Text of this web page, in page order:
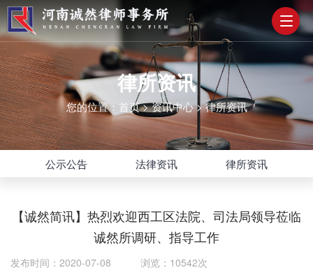
律所资讯
您的位置： 首页>资讯中心>律所资讯
公示公告 法律资讯 律所资讯
【诚然简讯】热烈欢迎西工区法院、司法局领导莅临
诚然所调研、指导工作
发布时间：2020-07-08 浏览：10542次